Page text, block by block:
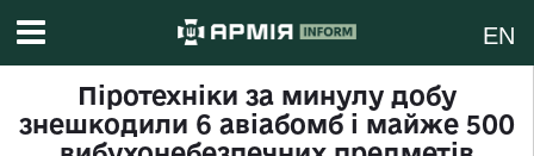
EN
Піротехніки за минулу добу
знешкодили 6 авіабомб і майже 500